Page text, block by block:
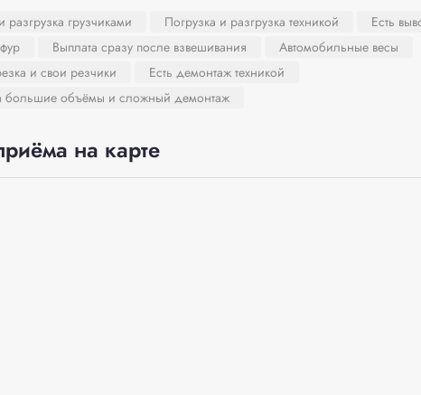
разгрузка грузчиками Погрузка и разгрузка техникой
Есть
Выплата сразу после взвешивания
Автомобильные весы
и свои резчики
Есть демонтаж техникой
большие объёмы и сложный демонтаж
на карте